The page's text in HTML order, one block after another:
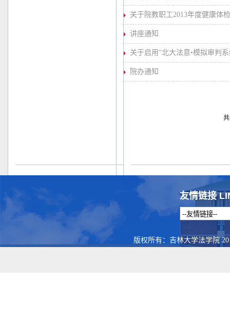
关于院教职工2013年度健康体
讲座通知
关于启用“北大法意•模拟审判
院办通知
友情链接
版权所有：吉林大学法学院